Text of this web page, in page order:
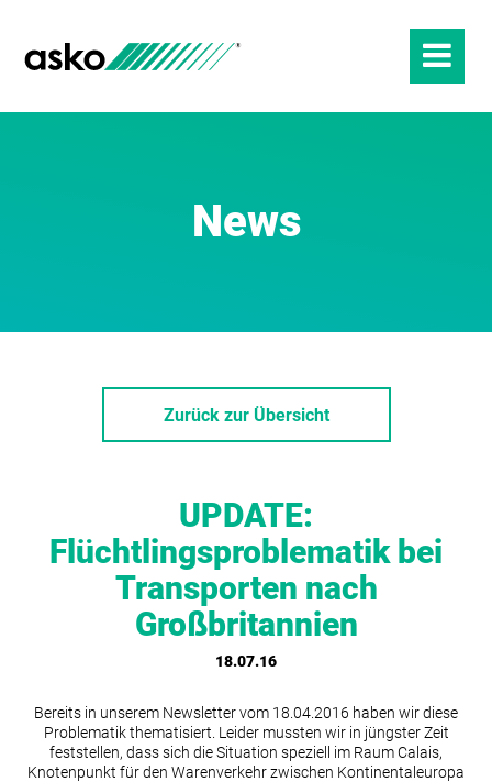
News
Zurück zur Übersicht
UPDATE:
Flüchtlingsproblematik bei
Transporten nach
Großbritannien
18.07.16
Bereits in unserem Newsletter vom 18.04.2016 haben wir diese
Problematik thematisiert. Leider mussten wir in jüngster Zeit
feststellen, dass sich die Situation speziell im Raum Calais,
Knotenpunkt für den Warenverkehr zwischen Kontinentaleuropa